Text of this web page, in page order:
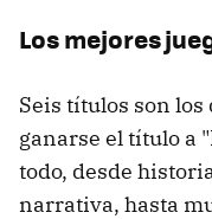
Los mejores
Seis títulos son
ganarse el título a
todo, desde
narrativa, hasta